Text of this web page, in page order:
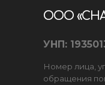
ООО
УНП:
Номер лица,
обращения